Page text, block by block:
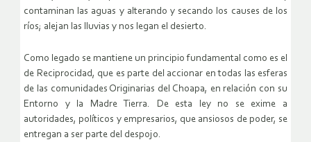
contaminan las aguas y alterando y secando los causes de los
ríos; alejan las lluvias y nos legan el desierto.
Como legado se mantiene un principio fundamental como es el
de Reciprocidad, que es parte del accionar en todas las esferas
de las comunidades Originarias del Choapa, en relación con su
Entorno y la Madre Tierra. De esta ley no se exime a
autoridades, políticos y empresarios, que ansiosos de poder, se
entregan a ser parte del despojo.